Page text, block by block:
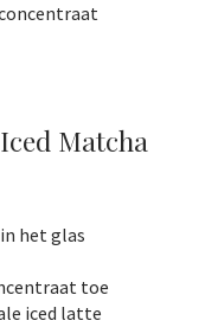
Matcha
het glas
toe
iced latte